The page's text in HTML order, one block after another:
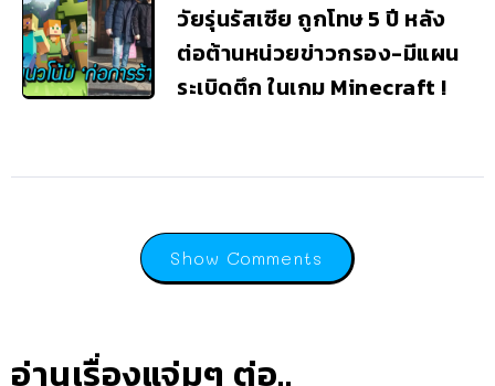
วัยรุ่นรัสเซีย ถูกโทษ 5 ปี หลัง
ต่อต้านหน่วยข่าวกรอง-มีแผน
ระเบิดตึก ในเกม Minecraft !
Show Comments
อ่านเรื่องแจ่มๆ ต่อ..